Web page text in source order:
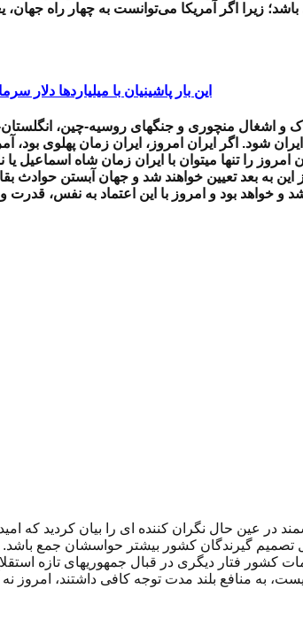
زیرا اگر آمریکا می‌توانست به چهار راه
این بار پاشینیان با میلیاردها دلار
و اشغال منچوری و جنگهای روسیه-چین،
شود. اگر ایران امروز، ایران زمان پهلوی بود،
را تنها میتوان با ایران زمان شاه اسماعیل
به بعد تعیین خواهند شد و جهان آبستن حوادث بقا
و خواهد بود و امروز با این اعتماد به نفس،
در عین حال نگران کننده ای را بیان کردید که
گیرندگان کشور بیشتر حواسشان جمع باشد.
کشور فتار دیگری در قبال جمهوریهای تازه
به منافع بلند مدت توجه کافی داشتند،